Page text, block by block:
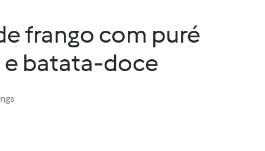
frango com puré
batata-doce